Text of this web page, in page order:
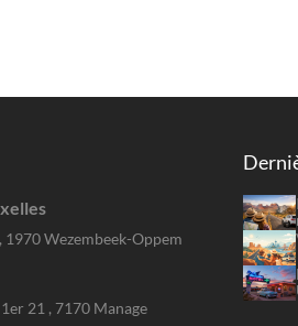
1970 Wezembeek-Oppem
21 , 7170 Manage